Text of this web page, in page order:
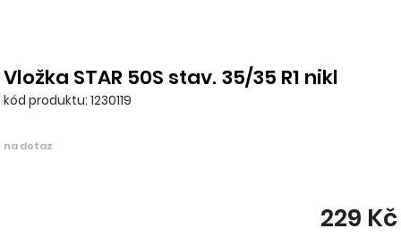
Vložka STAR 50S stav. 35/35 R1 nikl
kód produktu: 1230119
na dotaz
229 Kč